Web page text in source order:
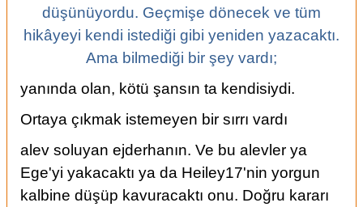
düşünüyordu. Geçmişe dönecek ve tüm
hikâyeyi kendi istediği gibi yeniden yazacaktı.
Ama bilmediği bir şey vardı;
yanında olan, kötü şansın ta kendisiydi.
Ortaya çıkmak istemeyen bir sırrı vardı
alev soluyan ejderhanın. Ve bu alevler ya
Ege'yi yakacaktı ya da Heiley17'nin yorgun
kalbine düşüp kavuracaktı onu. Doğru kararı